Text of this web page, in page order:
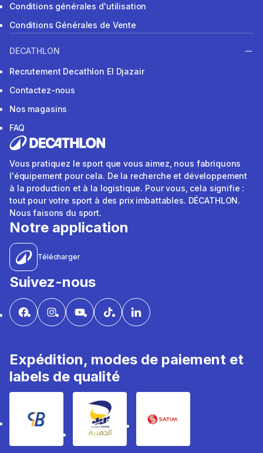
Conditions générales d'utilisation
Conditions Générales de Vente
DECATHLON
Recrutement Decathlon El Djazair
Contactez-nous
Nos magasins
FAQ
Vous pratiquez le sport que vous aimez, nous fabriquons
l'équipement pour cela. De la recherche et développement
à la production et à la logistique. Pour vous, cela signifie :
tout pour votre sport à des prix imbattables. DÉCATHLON.
Nous faisons du sport.
Notre application
Télécharger
Suivez-nous
Expédition, modes de paiement et
labels de qualité